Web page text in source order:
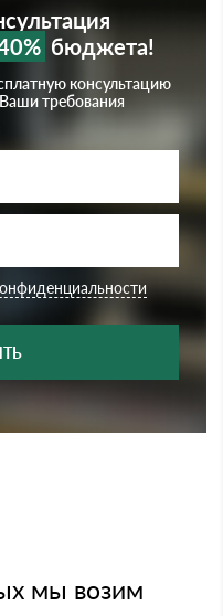
бюджета!
консультацию
требования
мы возим